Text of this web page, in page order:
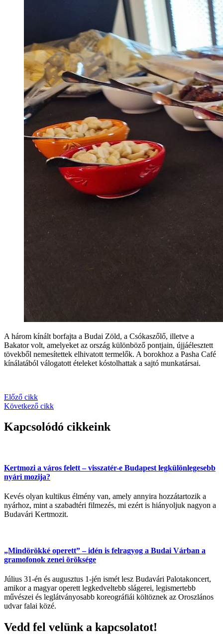
A három kínált borfajta a Budai Zöld, a Csókaszőlő, illetve a
Bakator volt, amelyeket az ország különböző pontjain, újjáélesztett
tövekből nemesítettek elhivatott termelők. A borokhoz a Pasha Café
kínálatából válogatott ételeket kóstolhattak a sajtó munkatársai.
Előző cikk
Következő cikk
Kapcsolódó cikkeink
Kertmozi a város felett – visszatér-e Budapest legkülönlegesebb
nyári mozija?
Kevés olyan kultikus élmény van, amely annyira hozzátartozik a
nyárhoz, mint a szabadtéri filmezés, mi ezért is hiányoljuk nagyon a
Budavári Kertmozit.
„Mindörökké operett” – idén is felragyog a Budai Várban a
gramofonok zenei öröksége
Július 31-én és augusztus 1-jén ismét lesz Budavári Palotakoncert,
amikor a magyar operett legkedveltebb slágerei, legismertebb
művészei és leglátványosabb koreográfiái költöznek az Oroszlános
udvar falai közé.
Vedd fel velünk a kapcsolatot!